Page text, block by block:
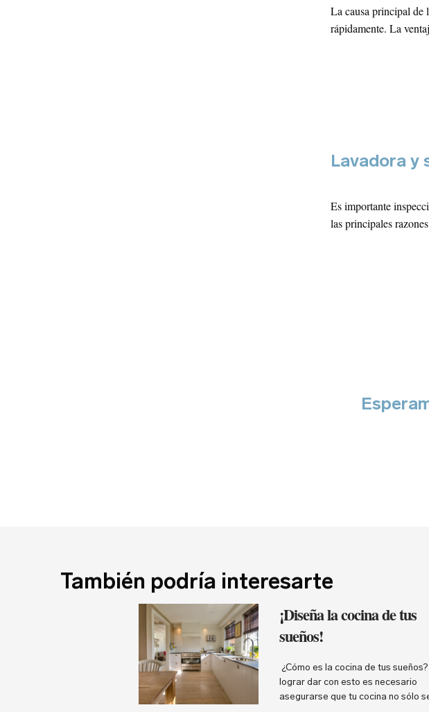
La causa principal de
rápidamente. La
Lavadora y
Es importante
las principales
También podría interesarte
¡Diseña la cocina de tus
sueños!
¿Cómo es la cocina de tus
lograr dar con esto es necesario
asegurarse que tu cocina no sólo